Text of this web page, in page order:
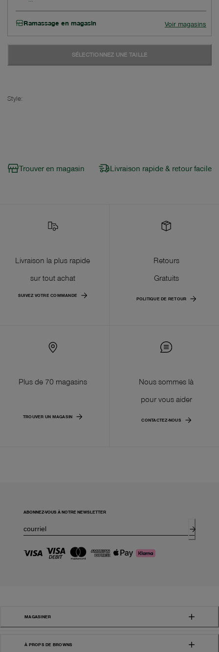
Ramassage en magasin Voir magasins
SÉLECTIONNEZ UNE TAILLE
Style:
Trouver en magasin Livraison rapide & retour facile
Livraison la plus rapide
sur tout achat
SUIVEZ VOTRE COMMANDE
Retours
Gratuits
POLITIQUE DE RETOUR
Plus de 70 magasins
TROUVER UN MAGASIN
Nous sommes là
pour vous aider
CONTACTEZ-NOUS
ABONNEZ-VOUS À NOTRE NEWSLETTER
MAGASINER
À PROPS DE BROWNS